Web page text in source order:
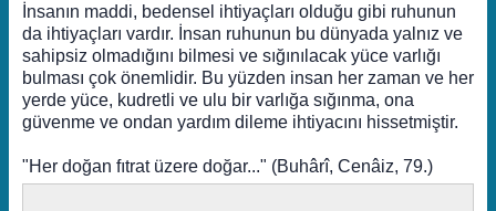
İnsanın maddi, bedensel ihtiyaçları olduğu gibi ruhunun
da ihtiyaçları vardır. İnsan ruhunun bu dünyada yalnız ve
sahipsiz olmadığını bilmesi ve sığınılacak yüce varlığı
bulması çok önemlidir. Bu yüzden insan her zaman ve her
yerde yüce, kudretli ve ulu bir varlığa sığınma, ona
güvenme ve ondan yardım dileme ihtiyacını hissetmiştir.
"Her doğan fıtrat üzere doğar..." (Buhârî, Cenâiz, 79.)